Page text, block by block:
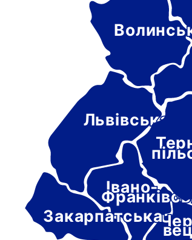
Івано-
Львівська
Закарпатська